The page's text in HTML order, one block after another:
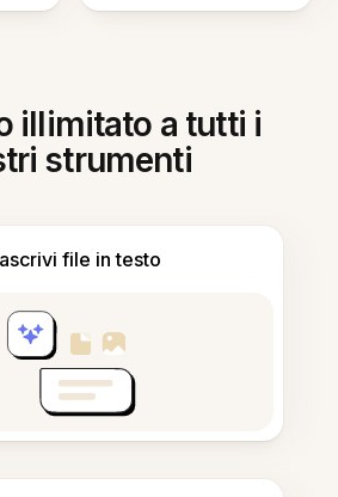
illimitato a tutti i
strumenti
file in testo